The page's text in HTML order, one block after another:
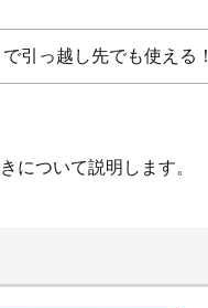
引っ越し先でも使える！
について説明します。